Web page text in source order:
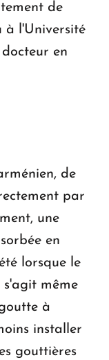
de
à l'Université
en
de
par
une
en
lorsque le
s'agit même
à
installer
gouttières